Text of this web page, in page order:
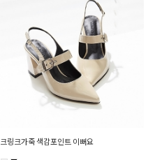
크링크가죽 색감포인트 이뻐요